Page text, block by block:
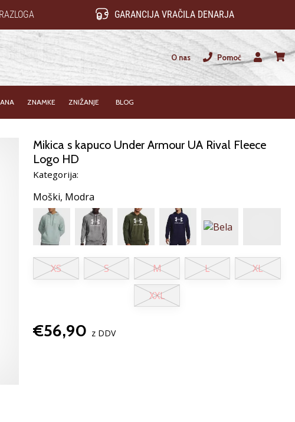
GARANCIJA VRAČILA DENARJA
O nas
Pomoč
Uporabnik
ZNAMKE ZNIŽANJE BLOG
Mikica s kapuco Under Armour UA Rival Fleece
Logo HD
Kategorija:
Moški, Modra
XS S M L XL
XXL
€56,90 z DDV